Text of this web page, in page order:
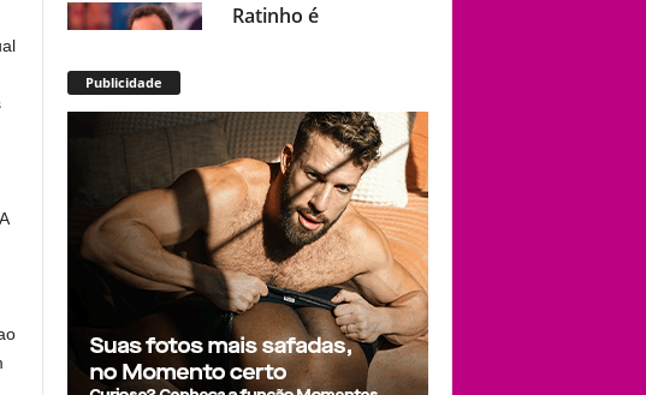
Ratinho é
4ª vez após fala
sobre sertanejo:
“Cara de viado”
Fotógrafo Renam
Christofoletti
compartilha
bastidores de ensaio,
mas acaba virando o
centro das atenções
Publicidade